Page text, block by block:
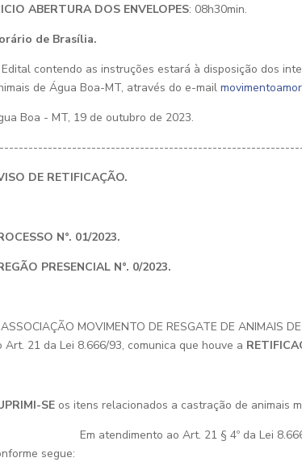
ABERTURA DOS ENVELOPES: 08h30min.
de Brasília.
contendo as instruções estará à disposição dos
de Água Boa-MT, através do e-mail
Boa - MT, 19 de outubro de 2023.
DE RETIFICAÇÃO.
N°. 01/2023.
PRESENCIAL N°. 0/2023.
MOVIMENTO DE RESGATE DE ANIMAIS
Art. 21 da Lei 8.666/93, comunica que houve a
SE os itens relacionados a castração de animais
atendimento ao Art. 21 § 4º da Lei 8.666/93,
segue: